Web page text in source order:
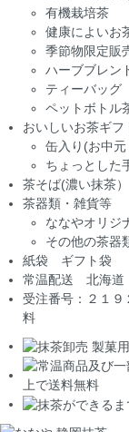
有機栽培茶
健康によいお
季節物限定販
ハーブブレン
ティーバッグ
ペットボトル
おいしいお茶ギフ
缶入り(お中元
ちょっとした
茶そば(濃い抹茶
茶器類・雑貨等
ななやオリジ
その他の茶器
紙袋 ギフト袋
常温配送 北海
受注番号：２１
料